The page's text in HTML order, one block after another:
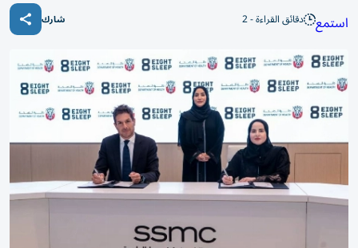
استمع دقائق القراءة - 2 شارك